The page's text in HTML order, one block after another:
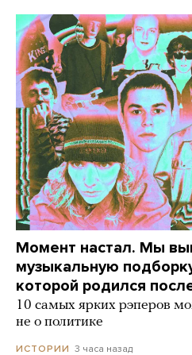
Момент настал. Мы
музыкальную
которой родился
10 самых ярких рэперов
не о политике
ИСТОРИИ 3 часа назад